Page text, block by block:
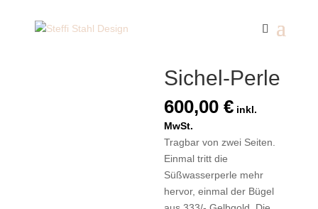
Sichel-Perle
600,00€ inkl.
MwSt.
Tragbar von zwei Seiten.
Einmal tritt die
Süßwasserperle mehr
hervor, einmal der Bügel